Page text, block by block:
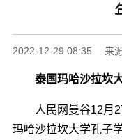
2022-12-29 08:35 来
泰国玛哈沙拉坎
人民网曼谷12月27
玛哈沙拉坎大学孔子